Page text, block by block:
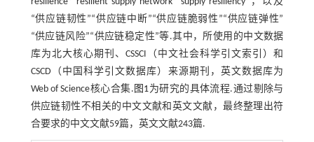
“供应链韧性”“供应链中断”“供应链脆弱性”“供应链弹性”
“供应链风险”“供应链稳定性”等.其中，所使用的中文数据
库为北大核心期刊、CSSCI（中文社会科学引文索引）和
CSCD（中国科学引文数据库）来源期刊，英文数据库为
Web of Science核心合集. 图1为研究的具体流程.通过剔除与
供应链韧性不相关的中文文献和英文文献，最终整理出符
合要求的中文文献59篇，英文文献243篇.